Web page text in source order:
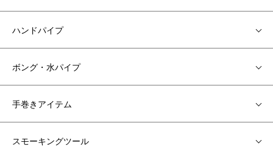
ハンドパイプ
ボング・水パイプ
手巻きアイテム
スモーキングツール